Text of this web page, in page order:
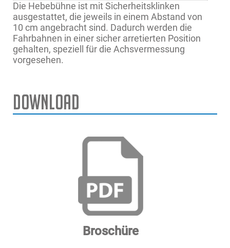
Die Hebebühne ist mit Sicherheitsklinken
ausgestattet, die jeweils in einem Abstand von
10 cm angebracht sind. Dadurch werden die
Fahrbahnen in einer sicher arretierten Position
gehalten, speziell für die Achsvermessung
vorgesehen.
Nennkapazität der Hebebühne
Ausgangshöhe des Hauptlifts
Vollständige Absenkzeit des Hauptlifts
Nennleistung des Radfreihubs
Steigende Höhe des Freilauflifts
EELS726A
EELS755A
quattrolift® 4000 WA WFL
Download
Broschüre